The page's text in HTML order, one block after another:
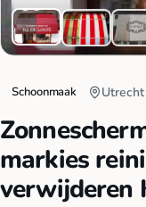
Schoonmaak Utrecht
markies
verwijderen